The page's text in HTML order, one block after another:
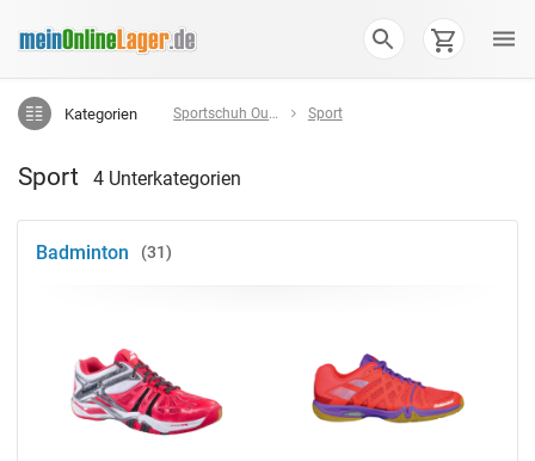
Kategorien Sportschuh Outlet Sport
Sport 4 Unterkategorien
Badminton 31